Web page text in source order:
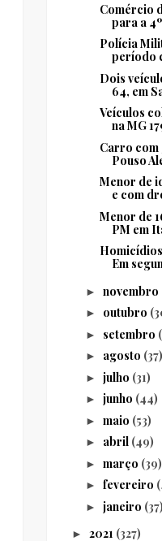
Comércio
para a
Polícia
período
Dois
64, em
Veículos
na MG
Carro com
Pouso
Menor de
e com
Menor de
PM em
Em
► novembro
► outubro
► setembro
► agosto (37)
► julho (31)
► junho (44)
► maio (53)
► abril (49)
► março (39)
► fevereiro
► janeiro (37)
► 2021 (327)